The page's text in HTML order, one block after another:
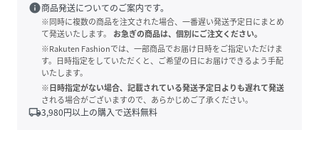
info商品発送についてのご案内です。
※同時に複数の商品を注文された場合、一番遅い発送予定日にまとめ
て発送いたします。
お急ぎの商品は、個別にご注文ください。
※Rakuten Fashionでは、一部商品でお届け日時をご指定いただけま
す。日時指定をしていただくと、ご希望の日にお届けできるよう手配
いたします。
※日時指定がない場合、記載されている発送予定日よりも遅れて発送
される場合がございますので、あらかじめご了承ください。
local_shipping3,980円以上の購入で送料無料